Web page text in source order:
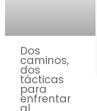
Dos
caminos,
dos
tácticas
para
enfrentar
al